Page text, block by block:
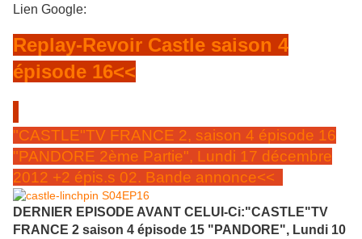
Lien Google:
Replay-Revoir Castle saison 4
épisode 16<<
"CASTLE"TV FRANCE 2, saison 4 épisode 16
"PANDORE 2ème Partie", Lundi 17 décembre
2012 +2 épis.s 02. Bande annonce<<
DERNIER EPISODE AVANT CELUI-Ci:"CASTLE"TV
FRANCE 2 saison 4 épisode 15 "PANDORE", Lundi 10